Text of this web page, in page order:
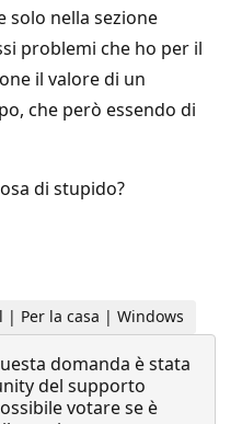
solo nella sezione
problemi che ho per il
il valore di un
che però essendo di
di stupido?
| Per la casa | Windows
domanda è stata
del supporto
votare se è